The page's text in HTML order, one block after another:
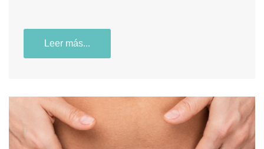
Leer más...